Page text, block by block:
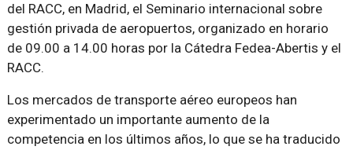
del RACC, en Madrid, el Seminario internacional sobre
gestión privada de aeropuertos, organizado en horario
de 09.00 a 14.00 horas por la Cátedra Fedea-Abertis y el
RACC.
Los mercados de transporte aéreo europeos han
experimentado un importante aumento de la
competencia en los últimos años, lo que se ha traducido